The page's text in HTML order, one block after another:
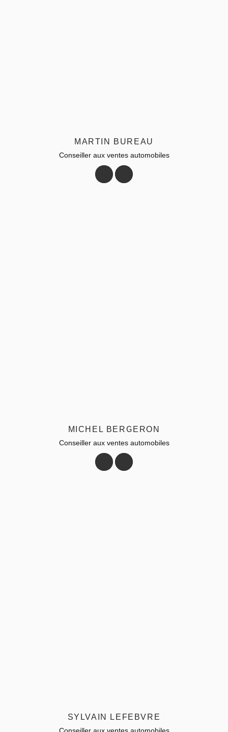
MARTIN BUREAU
Conseiller aux ventes automobiles
MICHEL BERGERON
Conseiller aux ventes automobiles
SYLVAIN LEFEBVRE
Conseiller aux ventes automobiles